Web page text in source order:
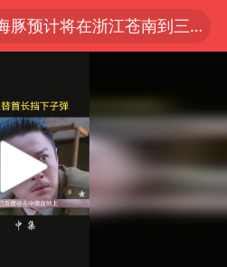
白海豚预计将在浙江苍南到三门一带登陆
海豚5次眼壁置换
迪无缘横滨赛决赛
国足U17与阿森纳决赛取消 并列冠军
奇会见泽连斯基有何意图
大部迎大暴雨